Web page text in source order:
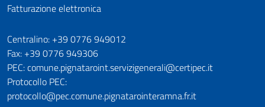
Fatturazione elettronica
Numeri utili
Centralino: +39 0776 949012
Fax: +39 0776 949306
PEC: comune.pignataroint.servizigenerali@certipec.it
Protocollo PEC:
protocollo@pec.comune.pignatarointeramna.fr.it